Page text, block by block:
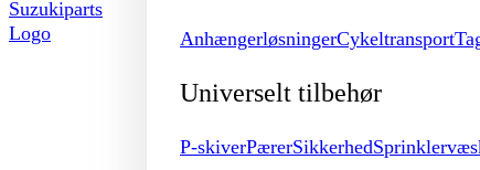
AnhængerløsningerCykeltransport
Universelt tilbehør
P-skiverPærerSikkerhed